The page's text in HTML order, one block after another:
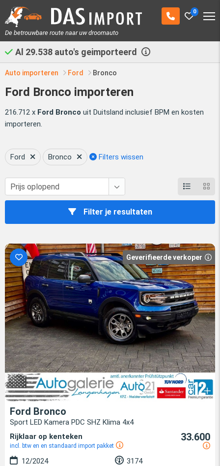
0
De betrouwbare route naar uw droomauto
Al 29.538 auto's geimporteerd
Auto importeren Ford Bronco
Ford Bronco importeren
216.712 x Ford Bronco uit Duitsland inclusief BPM en kosten
importeren.
Ford Bronco Filters wissen
Filter je resultaten
Geverifieerde verkoper
Ford Bronco
Sport LED Kamera PDC SHZ Klima 4x4
Rijklaar op kenteken
incl. btw en en standaard import pakket
33.600
12/2024
3174